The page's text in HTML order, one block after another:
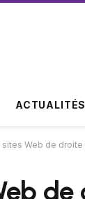
ACTUALITÉS
sites Web de